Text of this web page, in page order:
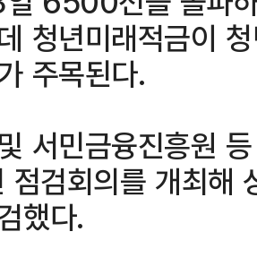
청년미래적금이
주목된다.
서민금융진흥원
점검회의를 개최해
했다.